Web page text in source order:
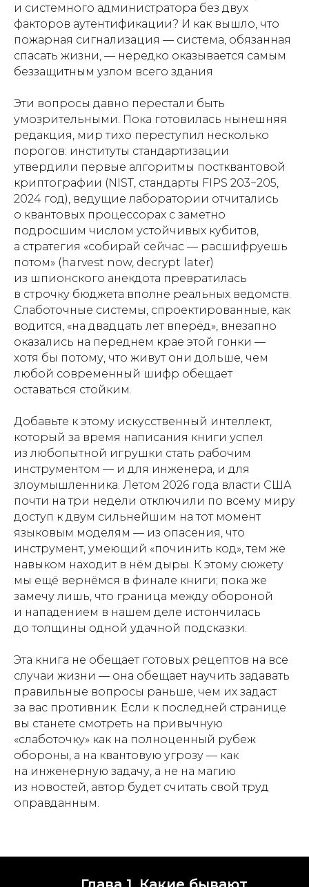
и системного администратора без двух
факторов аутентификации? И как вышло, что
пожарная сигнализация — система, обязанная
спасать жизни, — нередко оказывается самым
беззащитным узлом всего здания
Эти вопросы давно перестали быть
умозрительными. Пока готовилась нынешняя
редакция, мир тихо переступил несколько
порогов: институты стандартизации
утвердили первые алгоритмы постквантовой
криптографии (NIST, стандарты FIPS 203−205,
2024 год), ведущие лаборатории отчитались
о квантовых процессорах с заметно
подросшим числом устойчивых кубитов,
а стратегия «собирай сейчас — расшифруешь
потом» (harvest now, decrypt later)
из шпионского анекдота превратилась
в строчку бюджета вполне реальных ведомств.
Слаботочные системы, спроектированные, как
водится, «на двадцать лет вперёд», внезапно
оказались на переднем крае этой гонки —
хотя бы потому, что живут они дольше, чем
любой современный шифр обещает
оставаться стойким.
Добавьте к этому искусственный интеллект,
который за время написания книги успел
из любопытной игрушки стать рабочим
инструментом — и для инженера, и для
злоумышленника. Летом 2026 года власти США
почти на три недели отключили по всему миру
доступ к двум сильнейшим на тот момент
языковым моделям — из опасения, что
инструмент, умеющий «починить код», тем же
навыком находит в нём дыры. К этому сюжету
мы ещё вернёмся в финале книги; пока же
замечу лишь, что граница между обороной
и нападением в нашем деле истончилась
до толщины одной удачной подсказки.
Эта книга не обещает готовых рецептов на все
случаи жизни — она обещает научить задавать
правильные вопросы раньше, чем их задаст
за вас противник. Если к последней странице
вы станете смотреть на привычную
«слаботочку» как на полноценный рубеж
обороны, а на квантовую угрозу — как
на инженерную задачу, а не на магию
из новостей, автор будет считать свой труд
оправданным.